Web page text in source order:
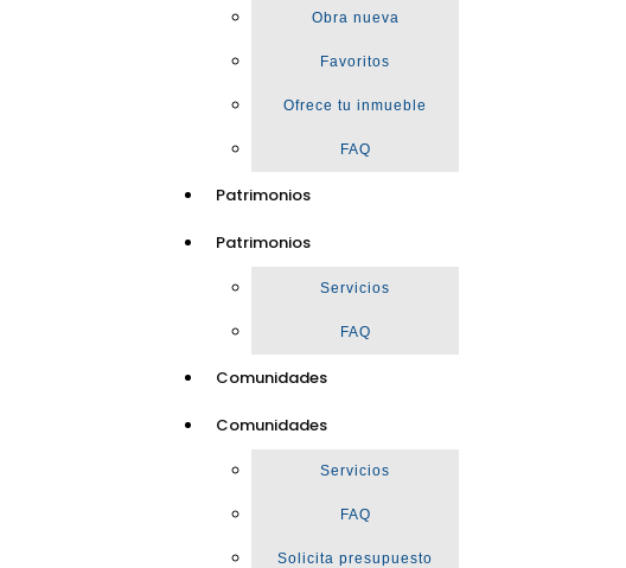
Obra nueva
Favoritos
Ofrece tu inmueble
FAQ
Patrimonios
Patrimonios
Servicios
FAQ
Comunidades
Comunidades
Servicios
FAQ
Solicita presupuesto